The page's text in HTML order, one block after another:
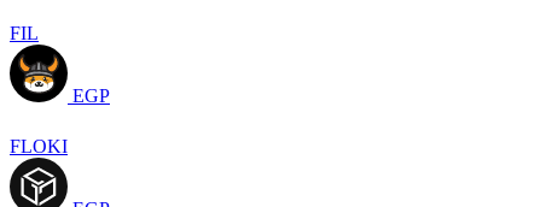
FIL
EGP
FLOKI